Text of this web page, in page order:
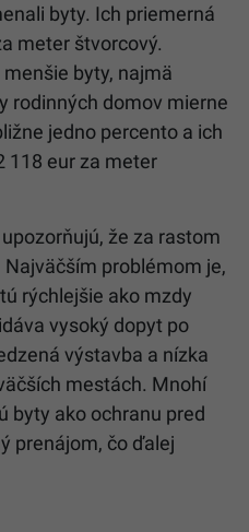
byty. Ich priemerná
meter štvorcový.
menšie byty, najmä
rodinných domov mierne
jedno percento a ich
118 eur za meter
že za rastom
problémom je,
rýchlejšie ako mzdy
vysoký dopyt po
výstavba a nízka
mestách. Mnohí
byty ako ochranu pred
prenájom, čo ďalej